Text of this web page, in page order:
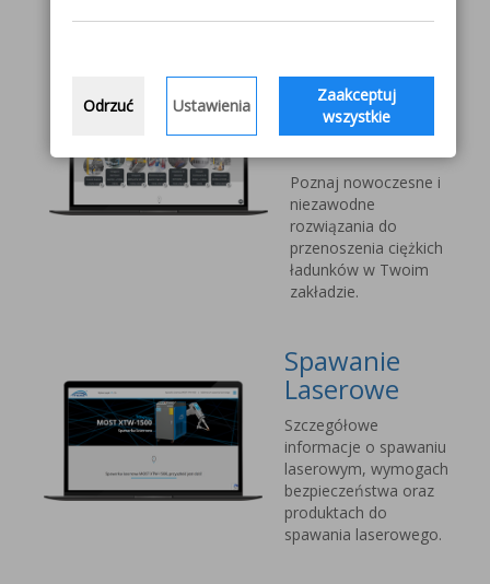
Systemy
bliskiego
Vetter Kran
Technik
Poznaj nowoczesne i
niezawodne
rozwiązania do
przenoszenia ciężkich
ładunków w Twoim
zakładzie.
Spawanie
Laserowe
Szczegółowe
informacje o spawaniu
laserowym, wymogach
bezpieczeństwa oraz
produktach do
spawania laserowego.
Odrzuć Ustawienia
Zaakceptuj
wszystkie